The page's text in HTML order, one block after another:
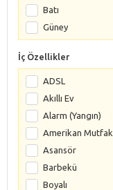
Batı
Güney
İç Özellikler
ADSL
Akıllı Ev
Alarm (Yangın)
Amerikan Mutfak
Asansör
Barbekü
Boyalı